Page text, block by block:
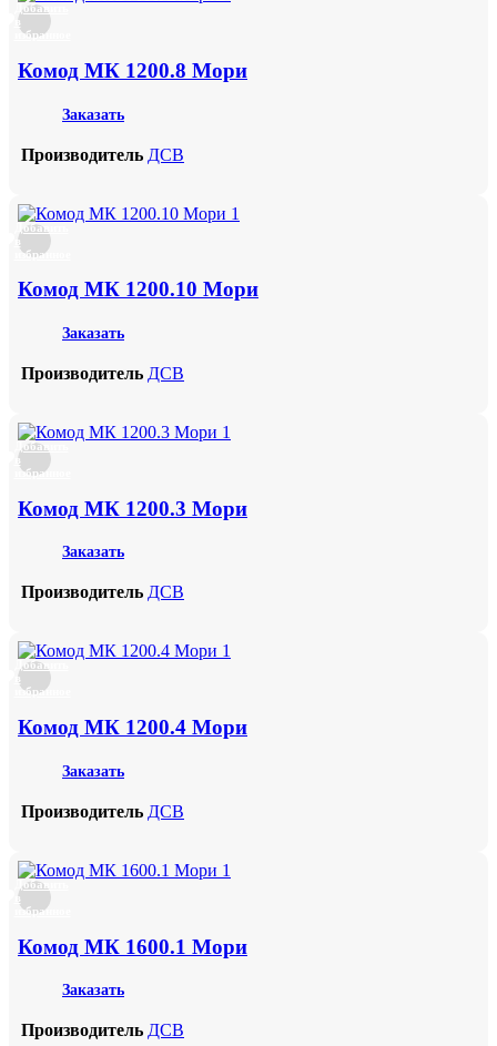
Добавить
в
избранное
Комод МК 1200.8 Мори
Заказать
Производитель ДСВ
Добавить
в
избранное
Комод МК 1200.10 Мори
Заказать
Производитель ДСВ
Добавить
в
избранное
Комод МК 1200.3 Мори
Заказать
Производитель ДСВ
Добавить
в
избранное
Комод МК 1200.4 Мори
Заказать
Производитель ДСВ
Добавить
в
избранное
Комод МК 1600.1 Мори
Заказать
Производитель ДСВ